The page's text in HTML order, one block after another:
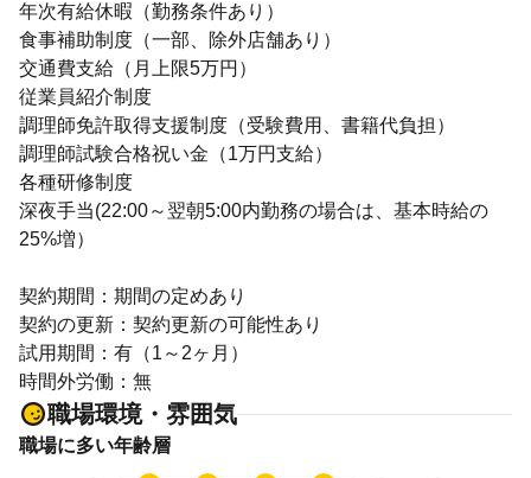
年次有給休暇（勤務条件あり）
食事補助制度（一部、除外店舗あり）
交通費支給（月上限5万円）
従業員紹介制度
調理師免許取得支援制度（受験費用、書籍代負担）
調理師試験合格祝い金（1万円支給）
各種研修制度
深夜手当(22:00～翌朝5:00内勤務の場合は、基本時給の
25%増）
契約期間：期間の定めあり
契約の更新：契約更新の可能性あり
試用期間：有（1～2ヶ月）
時間外労働：無
職場環境・雰囲気
職場に多い年齢層